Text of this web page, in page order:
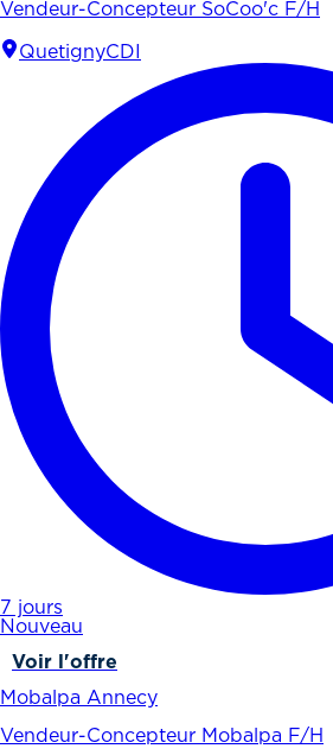
Vendeur-Concepteur SoCoo'c F/H
QuetignyCDI
7 jours
Nouveau
Voir l'offre
Mobalpa Annecy
Vendeur-Concepteur Mobalpa F/H